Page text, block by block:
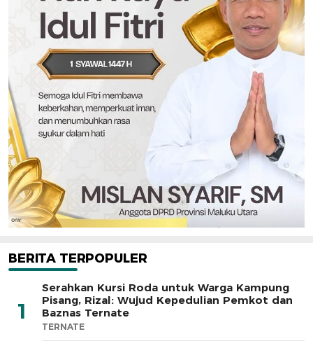
BERITA TERPOPULER
1
Serahkan Kursi Roda untuk Warga Kampung
Pisang, Rizal: Wujud Kepedulian Pemkot dan
Baznas Ternate
TERNATE